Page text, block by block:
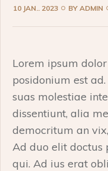
10 JAN.. 2023 BY ADMIN
Lorem ipsum
posidonium est
suas molestiae
dissentiunt, alia
democritum an
Ad duo elit doctus
qui. Ad ius erat